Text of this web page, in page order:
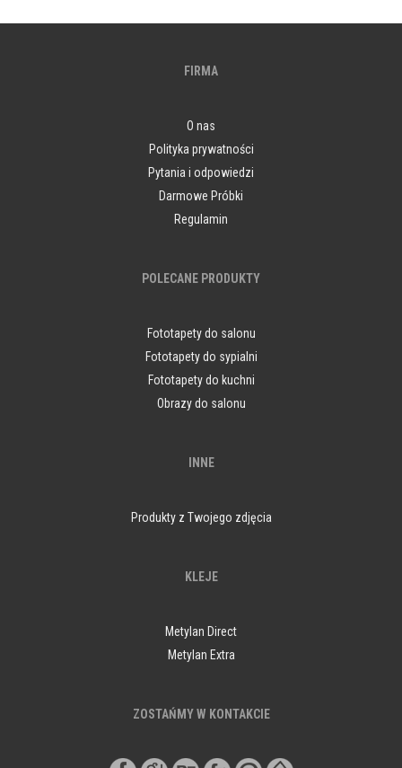
FIRMA
O nas
Polityka prywatności
Pytania i odpowiedzi
Darmowe Próbki
Regulamin
POLECANE PRODUKTY
Fototapety do salonu
Fototapety do sypialni
Fototapety do kuchni
Obrazy do salonu
INNE
Produkty z Twojego zdjęcia
KLEJE
Metylan Direct
Metylan Extra
ZOSTAŃMY W KONTAKCIE